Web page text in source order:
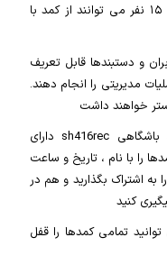
یک دستبند تا پایان دوره بدهید. در نتیجه ۱۵ نفر می توانند از کمد با
و دستبندها قابل تعریف
مدیریتی را انجام دهند.
خواهند داشت
: دستگاه آنلاین کمد باشگاهی sh416rec دارای
را با نام ، تاریخ و ساعت
اشتراک بگذارید و هم در
کنید
تمامی کمدها را قفل